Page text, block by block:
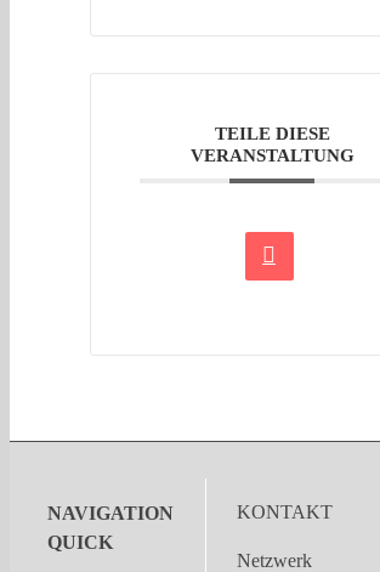
TEILE DIESE
VERANSTALTUNG
NAVIGATION
QUICK
KONTAKT
Netzwerk